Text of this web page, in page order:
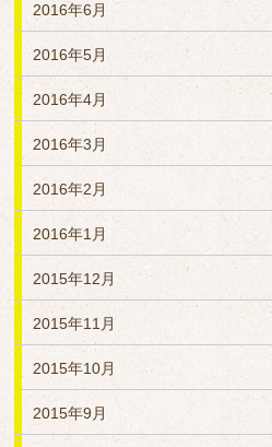
2016年6月
2016年5月
2016年4月
2016年3月
2016年2月
2016年1月
2015年12月
2015年11月
2015年10月
2015年9月